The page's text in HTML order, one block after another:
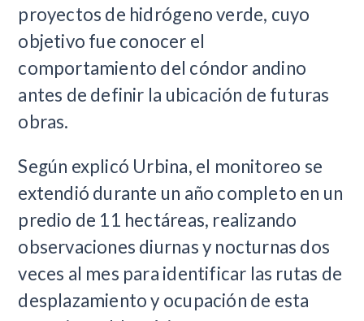
proyectos de hidrógeno verde, cuyo
objetivo fue conocer el
comportamiento del cóndor andino
antes de definir la ubicación de futuras
obras.
Según explicó Urbina, el monitoreo se
extendió durante un año completo en un
predio de 11 hectáreas, realizando
observaciones diurnas y nocturnas dos
veces al mes para identificar las rutas de
desplazamiento y ocupación de esta